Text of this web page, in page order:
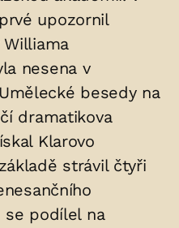
upozornil
nesena v
besedy na
dramatikova
Klarovo
strávil čtyři
se podílel na